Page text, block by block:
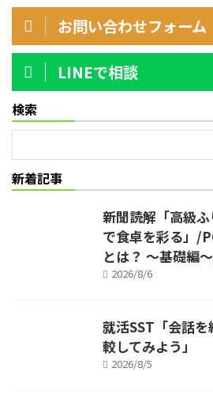
お問い合わせフォーム
LINEで相談
検索
新着記事
新聞読解「高級
で食卓を彩る」/
とは？ ～基礎編～
2026/8/6
就活SST「会話
較してみよう」
2026/8/5